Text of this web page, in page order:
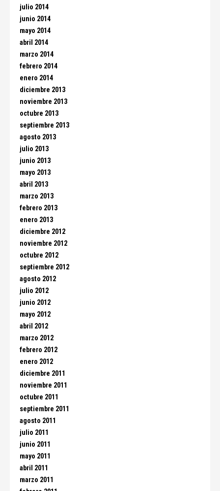
julio 2014
junio 2014
mayo 2014
abril 2014
marzo 2014
febrero 2014
enero 2014
diciembre 2013
noviembre 2013
octubre 2013
septiembre 2013
agosto 2013
julio 2013
junio 2013
mayo 2013
abril 2013
marzo 2013
febrero 2013
enero 2013
diciembre 2012
noviembre 2012
octubre 2012
septiembre 2012
agosto 2012
julio 2012
junio 2012
mayo 2012
abril 2012
marzo 2012
febrero 2012
enero 2012
diciembre 2011
noviembre 2011
octubre 2011
septiembre 2011
agosto 2011
julio 2011
junio 2011
mayo 2011
abril 2011
marzo 2011